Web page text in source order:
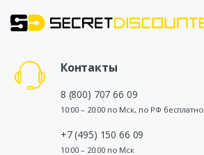
Контакты
8 (800) 707 66 09
10:00 – 20:00 по Мск, по РФ бесплатно
+7 (495) 150 66 09
10:00 – 20:00 по Мск